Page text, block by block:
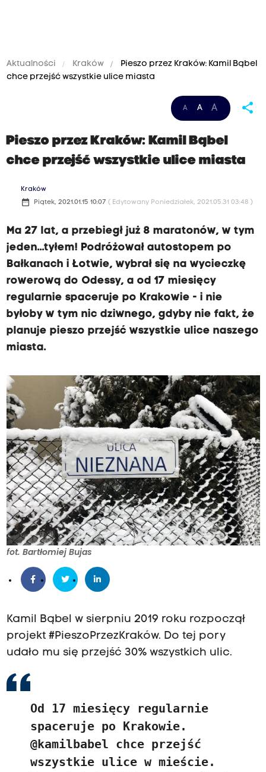
Aktualności Kraków
Pieszo przez Kraków: Kamil Bąbel
chce przejść wszystkie ulice miasta
A A A share
Pieszo przez Kraków: Kamil Bąbel
chce przejść wszystkie ulice miasta
Kraków
date_range Piątek, 2021.01.15 10:07 ( Edytowany Poniedziałek, 2021.05.31 03:48 )
Ma 27 lat, a przebiegł już 8 maratonów, w tym
jeden...tyłem! Podróżował autostopem po
Bałkanach i Łotwie, wybrał się na wycieczkę
rowerową do Odessy, a od 17 miesięcy
regularnie spaceruje po Krakowie - i nie
byłoby w tym nic dziwnego, gdyby nie fakt, że
planuje pieszo przejść wszystkie ulice naszego
miasta.
fot. Bartłomiej Bujas
Kamil Bąbel w sierpniu 2019 roku rozpoczął
projekt #PieszoPrzezKraków. Do tej pory
udało mu się przejść 30% wszystkich ulic.
Od 17 miesięcy regularnie
spaceruje po Krakowie.
@kamilbabel chce przejść
wszystkie ulice w mieście.